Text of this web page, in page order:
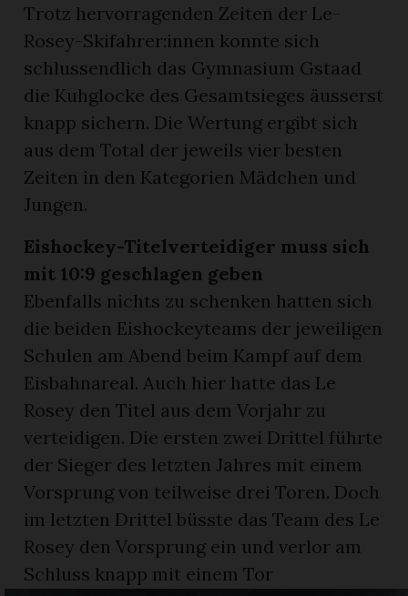
Trotz hervorragenden Zeiten der Le-
Rosey-Skifahrer:innen konnte sich
schlussendlich das Gymnasium Gstaad
die Kuhglocke des Gesamtsieges äusserst
knapp sichern. Die Wertung ergibt sich
aus dem Total der jeweils vier besten
Zeiten in den Kategorien Mädchen und
Jungen.
Eishockey-Titelverteidiger muss sich
mit 10:9 geschlagen geben
Ebenfalls nichts zu schenken hatten sich
die beiden Eishockeyteams der jeweiligen
Schulen am Abend beim Kampf auf dem
Eisbahnareal. Auch hier hatte das Le
Rosey den Titel aus dem Vorjahr zu
verteidigen. Die ersten zwei Drittel führte
der Sieger des letzten Jahres mit einem
Vorsprung von teilweise drei Toren. Doch
im letzten Drittel büsste das Team des Le
Rosey den Vorsprung ein und verlor am
Schluss knapp mit einem Tor